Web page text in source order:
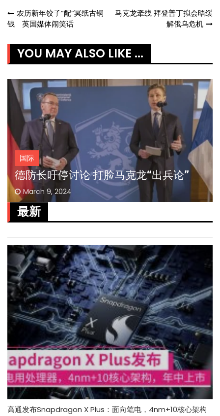
Post
农历新年饺子“配”冥纸古铜
钱 英国媒体闹笑话
马克龙牵线 拜登普丁拟会晤缓
解俄乌危机
YOU MAY ALSO LIKE ...
国际
德防长吁停讨论 打脸马克龙“出兵论”
March 9, 2024
最新
高通发布Snapdragon X Plus：面向笔电，4nm+10核心架构